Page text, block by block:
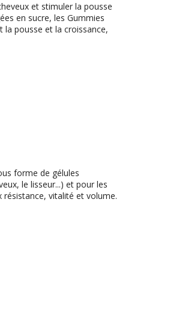
et stimuler la pousse
en sucre, les Gummies
pousse et la croissance,
forme de gélules
le lisseur...) et pour les
vitalité et volume.